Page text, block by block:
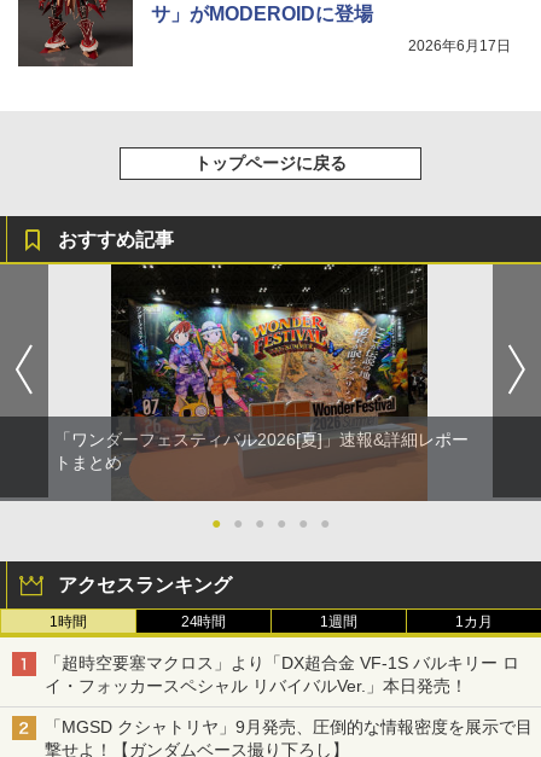
サ」がMODEROIDに登場
2026年6月17日
トップページに戻る
おすすめ記事
「ワンダーフェスティバル2026[夏]」速報&詳細レポー
トまとめ
● ● ● ● ● ●
アクセスランキング
1時間 24時間 1週間 1カ月
「超時空要塞マクロス」より「DX超合金 VF-1S バルキリー ロ
イ・フォッカースペシャル リバイバルVer.」本日発売！
「MGSD クシャトリヤ」9月発売、圧倒的な情報密度を展示で目
撃せよ！【ガンダムベース撮り下ろし】